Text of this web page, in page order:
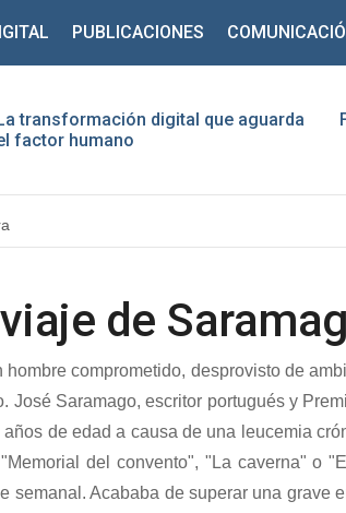
PUBLICACIONES
transformación digital que aguarda
factor humano
de
hombre comprometido, desprovisto de
José Saramago, escritor portugués y
años de edad a causa de una leucemia
del convento", "La caverna" o
semanal. Acababa de superar una grave
¿Recordar